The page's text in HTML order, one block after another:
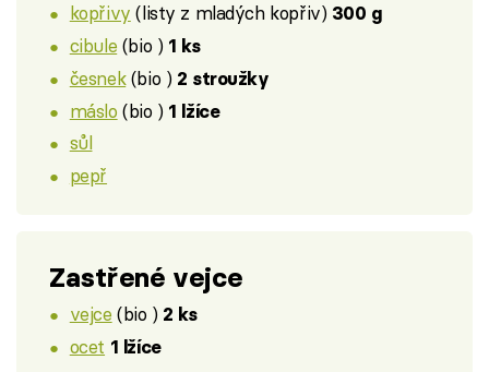
kopřivy (listy z mladých kopřiv) 300 g
cibule (bio ) 1 ks
česnek(bio ) 2 stroužky
máslo (bio ) 1 lžíce
sůl
pepř
Zastřené vejce
vejce (bio ) 2 ks
ocet 1 lžíce